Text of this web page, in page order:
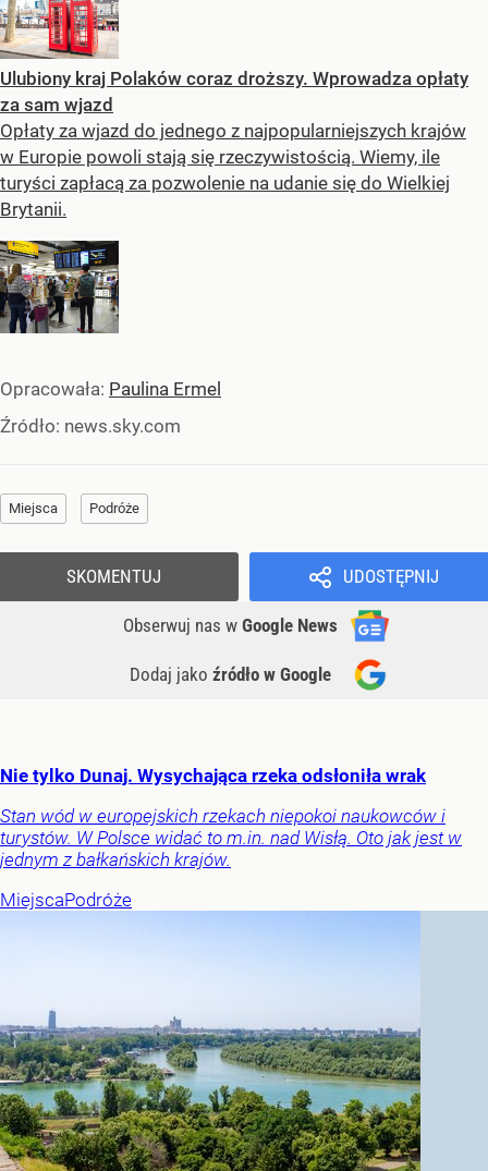
Ulubiony kraj Polaków coraz droższy. Wprowadza opłaty
za sam wjazd
Opłaty za wjazd do jednego z najpopularniejszych krajów
w Europie powoli stają się rzeczywistością. Wiemy, ile
turyści zapłacą za pozwolenie na udanie się do Wielkiej
Brytanii.
Opracowała: Paulina Ermel
Źródło: news.sky.com
Miejsca Podróże
UDOSTĘPNIJ
Obserwuj nas w Google News
Dodaj jako źródło w Google
SKOMENTUJ
Nie tylko Dunaj. Wysychająca rzeka odsłoniła wrak
Stan wód w europejskich rzekach niepokoi naukowców i
turystów. W Polsce widać to m.in. nad Wisłą. Oto jak jest w
jednym z bałkańskich krajów.
MiejscaPodróże